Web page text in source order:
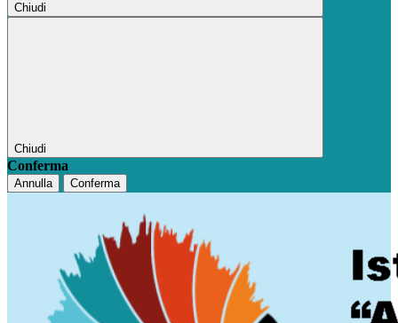
Chiudi
Chiudi
Conferma
Annulla Conferma